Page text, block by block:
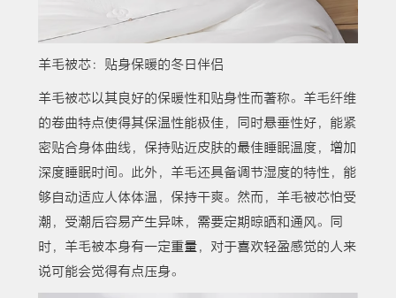
羊毛被芯：贴身保暖的冬日伴侣
羊毛被芯以其良好的保暖性和贴身性而著称。羊毛纤维
的卷曲特点使得其保温性能极佳，同时悬垂性好，能紧
密贴合身体曲线，保持贴近皮肤的最佳睡眠温度，增加
深度睡眠时间。此外，羊毛还具备调节湿度的特性，能
够自动适应人体体温，保持干爽。然而，羊毛被芯怕受
潮，受潮后容易产生异味，需要定期晾晒和通风。同
时，羊毛被本身有一定重量，对于喜欢轻盈感觉的人来
说可能会觉得有点压身。